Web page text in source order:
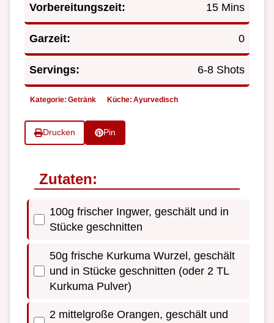
Vorbereitungszeit: 15 Mins
Garzeit: 0
Servings: 6-8 Shots
Kategorie: Getränk Küche: Ayurvedisch
Drucken Pin
Zutaten:
100g frischer Ingwer, geschält und in
Stücke geschnitten
50g frische Kurkuma Wurzel, geschält
und in Stücke geschnitten (oder 2 TL
Kurkuma Pulver)
2 mittelgroße Orangen, geschält und